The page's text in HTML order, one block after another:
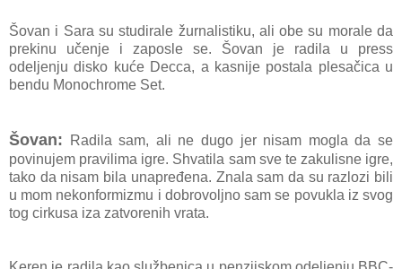
Šovan i Sara su studirale žurnalistiku, ali obe su morale da
prekinu učenje i zaposle se. Šovan je radila u press
odeljenju disko kuće Decca, a kasnije postala plesačica u
bendu Monochrome Set.
Šovan: Radila sam, ali ne dugo jer nisam mogla da se
povinujem pravilima igre. Shvatila sam sve te zakulisne igre,
tako da nisam bila unapređena. Znala sam da su razlozi bili
u mom nekonformizmu i dobrovoljno sam se povukla iz svog
tog cirkusa iza zatvorenih vrata.